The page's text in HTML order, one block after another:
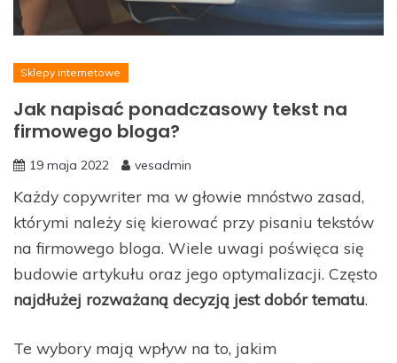
Sklepy internetowe
Jak napisać ponadczasowy tekst na
firmowego bloga?
19 maja 2022 vesadmin
Każdy copywriter ma w głowie mnóstwo zasad,
którymi należy się kierować przy pisaniu tekstów
na firmowego bloga. Wiele uwagi poświęca się
budowie artykułu oraz jego optymalizacji. Często
najdłużej rozważaną decyzją jest dobór tematu.
Te wybory mają wpływ na to, jakim